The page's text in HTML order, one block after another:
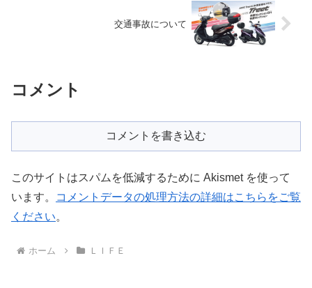
交通事故について
コメント
コメントを書き込む
このサイトはスパムを低減するために Akismet を使って
います。
コメントデータの処理方法の詳細はこちらをご覧
ください。
ホーム ＬＩＦＥ